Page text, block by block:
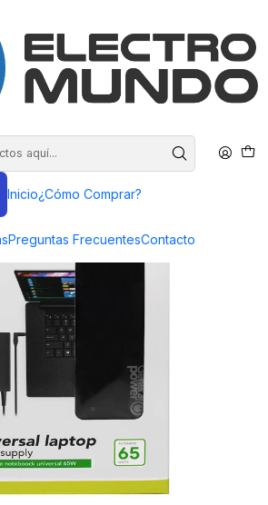
Inicio¿Cómo Comprar?
Preguntas FrecuentesContacto
HASTA EN 3 CUOTAS SIN INTERES
Cargadores de Notebook
65W General Power Negro -